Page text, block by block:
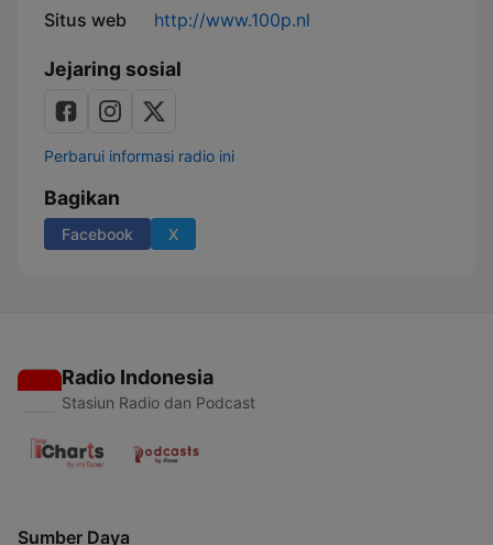
Situs web http://www.100p.nl
Jejaring sosial
Perbarui informasi radio ini
Bagikan
Facebook X
Radio Indonesia
Stasiun Radio dan Podcast
Sumber Daya